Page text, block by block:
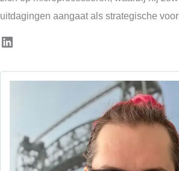
uitdagingen aangaat als strategische
LinkedIn